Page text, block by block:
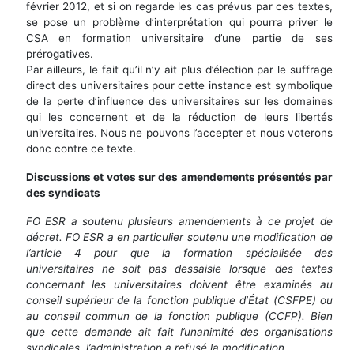
février 2012, et si on regarde les cas prévus par ces textes,
se pose un problème d’interprétation qui pourra priver le
CSA en formation universitaire d’une partie de ses
prérogatives.
Par ailleurs, le fait qu’il n’y ait plus d’élection par le suffrage
direct des universitaires pour cette instance est symbolique
de la perte d’influence des universitaires sur les domaines
qui les concernent et de la réduction de leurs libertés
universitaires. Nous ne pouvons l’accepter et nous voterons
donc contre ce texte.
Discussions et votes sur des amendements présentés par
des syndicats
FO ESR a soutenu plusieurs amendements à ce projet de
décret. FO ESR a en particulier soutenu une modification de
l’article 4 pour que la formation spécialisée des
universitaires ne soit pas dessaisie lorsque des textes
concernant les universitaires doivent être examinés au
conseil supérieur de la fonction publique d’État (CSFPE) ou
au conseil commun de la fonction publique (CCFP). Bien
que cette demande ait fait l’unanimité des organisations